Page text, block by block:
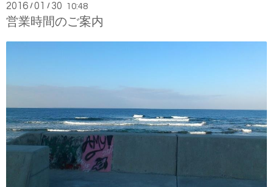
2016 /01 / 30 10:48
営業時間のご案内